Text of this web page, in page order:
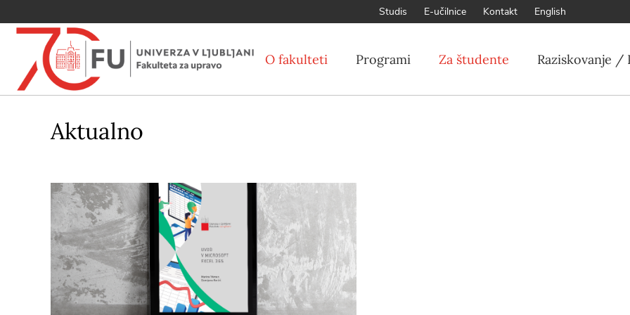
Studis E-učilnice Kontakt English
O fakulteti Programi Za študente Raziskovanje /
Aktualno